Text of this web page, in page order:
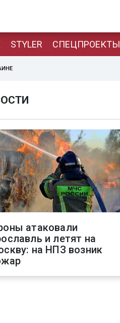
STYLER СПЕЦПРОЕКТЫ
атаковали
и летят на
на НПЗ возник